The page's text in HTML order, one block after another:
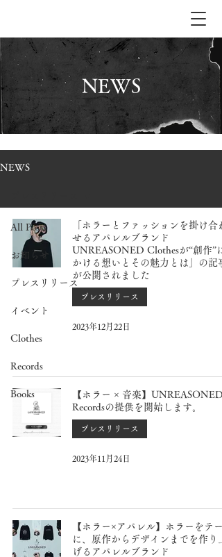
NEWS
NEWS
All Posts
お知らせ
プレスリリース
イベント
Clothes
Records
Books
「ホラーとファッションを掛け合わ
せるアパレルブランド
UNREASONED Clothesが“創作”に
かける想いとその魅力とは」の記事
が公開されました
プレスリリース
2023年12月22日
【ホラー × 音楽】UNREASONED
Recordsの提供を開始します。
プレスリリース
2023年11月24日
【ホラー×アパレル】ホラーをテー
に、原作からデザインまでを作り上
げるアパレルブランド